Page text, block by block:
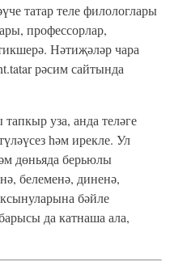
татар теле филологлары
профессорлар,
Нәтиҗәләр чара
рәсим сайтында
уза, анда теләге
һәм ирекле. Ул
дөньяда берьюлы
белеменә, диненә,
бәйле
да катнаша ала,